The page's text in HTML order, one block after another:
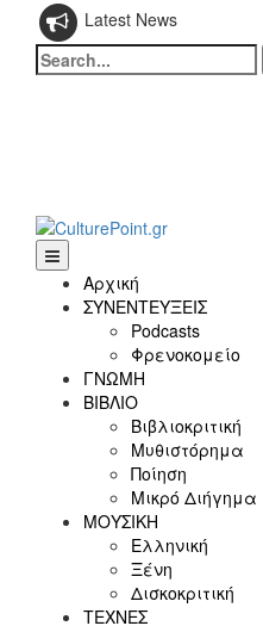
Latest News
Search
for:
Αρχική
ΣΥΝΕΝΤΕΥΞΕΙΣ
Podcasts
Φρενοκομείο
ΓΝΩΜΗ
ΒΙΒΛΙΟ
Βιβλιοκριτική
Μυθιστόρημα
Ποίηση
Μικρό Διήγημα
ΜΟΥΣΙΚΗ
Ελληνική
Ξένη
Δισκοκριτική
ΤΕΧΝΕΣ